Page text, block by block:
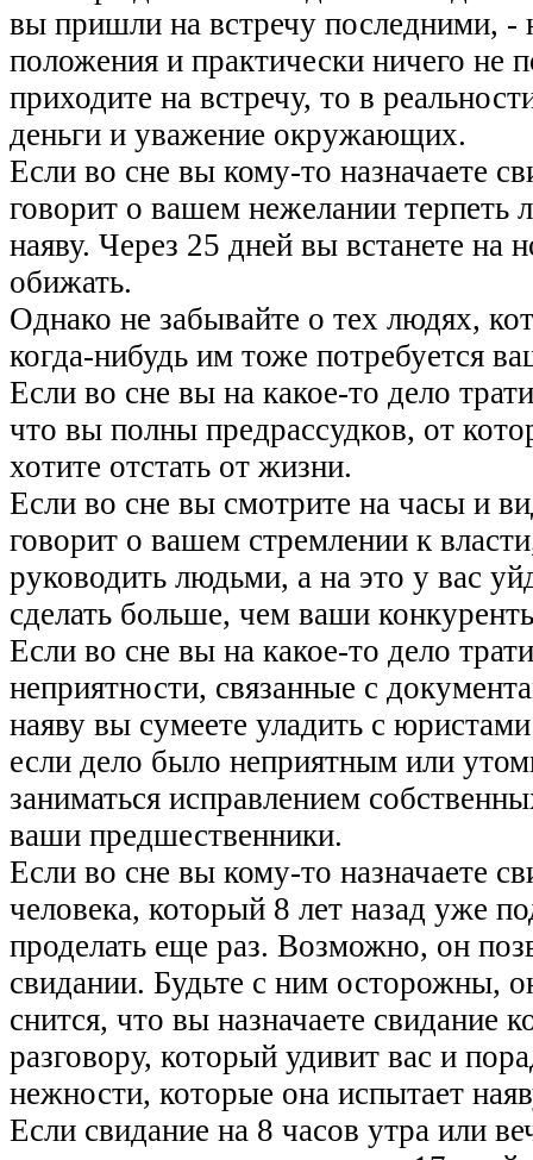
вы пришли на встречу последними, -
положения и практически ничего не
приходите на встречу, то в
деньги и уважение окружающих.
Если во сне вы кому-то назначаете
говорит о вашем нежелании
наяву. Через 25 дней вы встанете на
обижать.
Однако не забывайте о тех людях,
когда-нибудь им тоже потребуется
Если во сне вы на какое-то дело
что вы полны предрассудков, от
хотите отстать от жизни.
Если во сне вы смотрите на часы и
говорит о вашем стремлении к
руководить людьми, а на это у вас
сделать больше, чем ваши
Если во сне вы на какое-то дело
неприятности, связанные с
наяву вы сумеете уладить с
если дело было неприятным или
заниматься исправлением
ваши предшественники.
Если во сне вы кому-то назначаете
человека, который 8 лет назад уже
проделать еще раз. Возможно, он
свидании. Будьте с ним осторожны,
снится, что вы назначаете свидание
разговору, который удивит вас и
нежности, которые она испытает
Если свидание на 8 часов утра или